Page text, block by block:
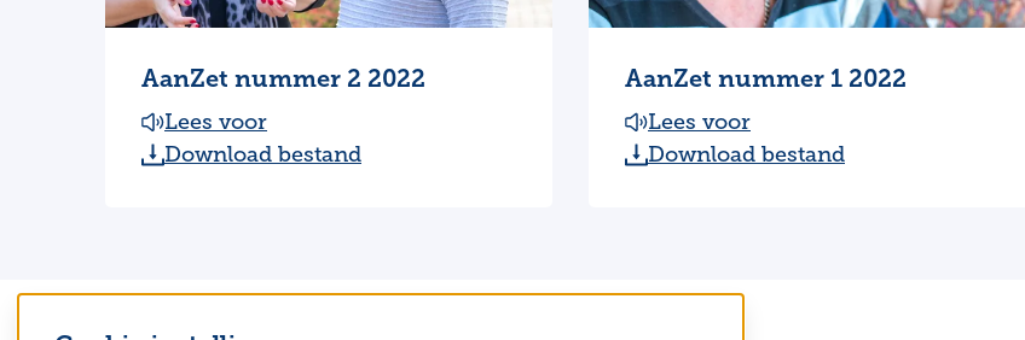
AanZet nummer 2 2022
Lees voor
Download bestand
AanZet nummer 1 2022
Lees voor
Download bestand